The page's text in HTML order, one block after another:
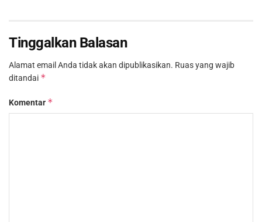
Tinggalkan Balasan
Alamat email Anda tidak akan dipublikasikan. Ruas yang wajib
ditandai *
Komentar *